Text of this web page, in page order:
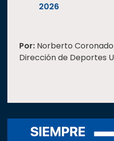
2026
Por: Norberto Coronado
Dirección de Deportes